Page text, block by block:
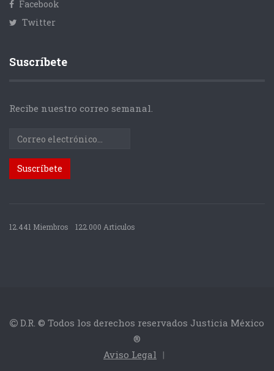
Facebook
Twitter
Suscríbete
Recibe nuestro correo semanal.
12.441 Miembros 122.000 Articulos
D.R. © Todos los derechos reservados Justicia México
®
Aviso Legal |